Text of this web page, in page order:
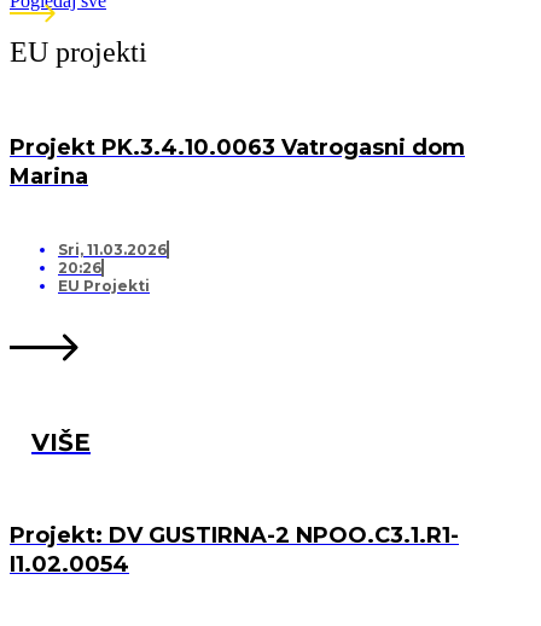
EU projekti
Projekt PK.3.4.10.0063 Vatrogasni dom
Marina
Sri, 11.03.2026
20:26
EU Projekti
VIŠE
Projekt: DV GUSTIRNA-2 NPOO.C3.1.R1-
I1.02.0054